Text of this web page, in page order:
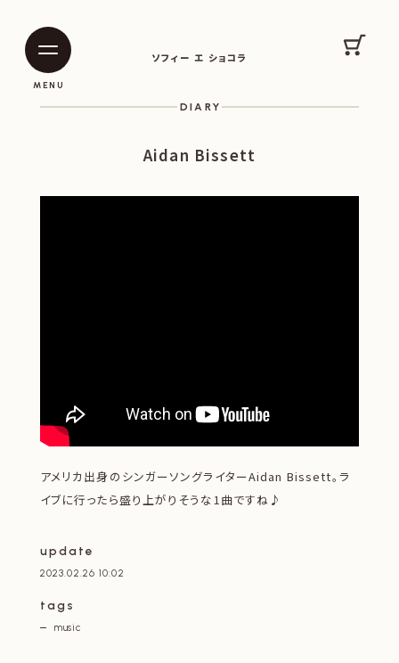
ソフィー エ ショコラ
MENU
カー
DIARY
Aidan Bissett
アメリカ出身のシンガーソングライターAidan Bissett。ラ
イブに行ったら盛り上がりそうな1曲ですね♪
update
2023.02.26 10:02
tags
music